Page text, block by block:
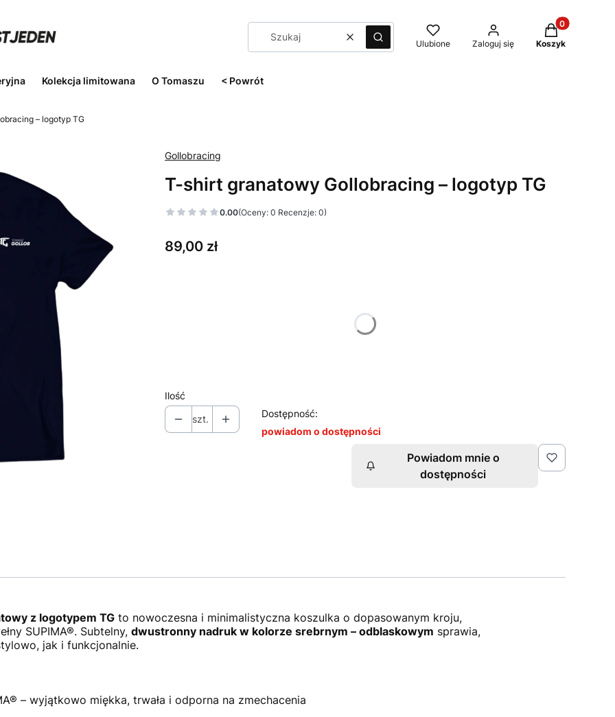
WyczyśćSzukaj Ulubione Zaloguj się
Produkty w
Koszyk
Kolekcja limitowana O Tomaszu < Powrót
– logotyp TG
Gollobracing
T-shirt granatowy Gollobracing – logotyp TG
0.00(Oceny: 0 Recenzje: 0)
Cena
89,00 zł
Ilość
szt.
Dostępność:
powiadom o dostępności
Powiadom mnie o
dostępności
z logotypem TGto nowoczesna i minimalistyczna koszulka o dopasowanym kroju,
SUPIMA®. Subtelny, dwustronny nadruk w kolorze srebrnym – odblaskowym sprawia,
jak i funkcjonalnie.
– wyjątkowo miękka, trwała i odporna na zmechacenia